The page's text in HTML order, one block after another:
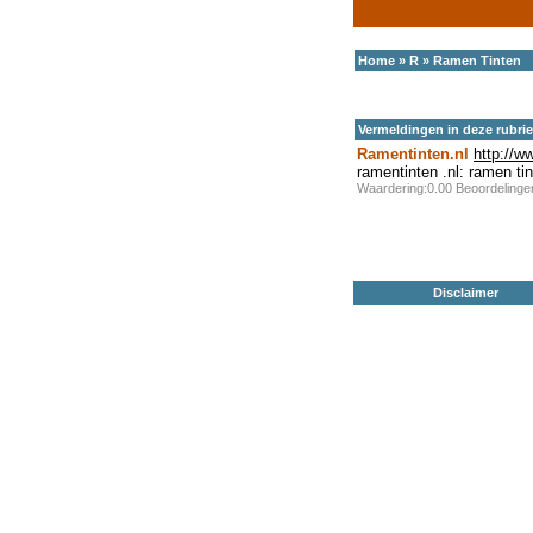
Home » R » Ramen Tinten
Vermeldingen in deze
Ramentinten.nl
http://
ramentinten .nl: ramen
Waardering:0.00
Disclaimer